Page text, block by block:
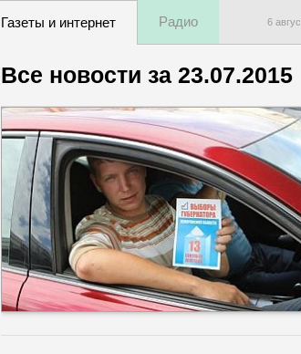
Газеты и интернет Радио 6
Все новости за 23.07.2015